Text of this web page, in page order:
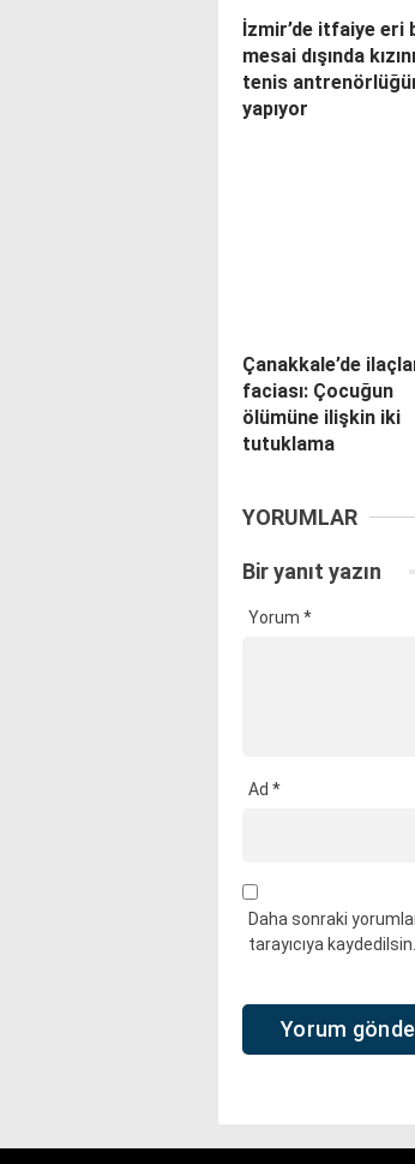
İzmir’de itfaiye eri
mesai dışında
tenis
yapıyor
Çanakkale’de
faciası: Çocuğun
ölümüne ilişkin iki
tutuklama
YORUMLAR
Bir yanıt yazın
Yorum *
Ad *
Daha sonraki
tarayıcıya kaydedilsin.